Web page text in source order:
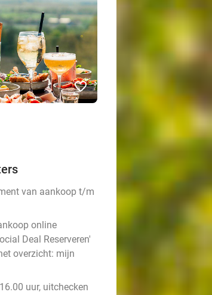
favorite_border
van aankoop t/m
online
Deal Reserveren'
overzicht: mijn
uur, uitchecken